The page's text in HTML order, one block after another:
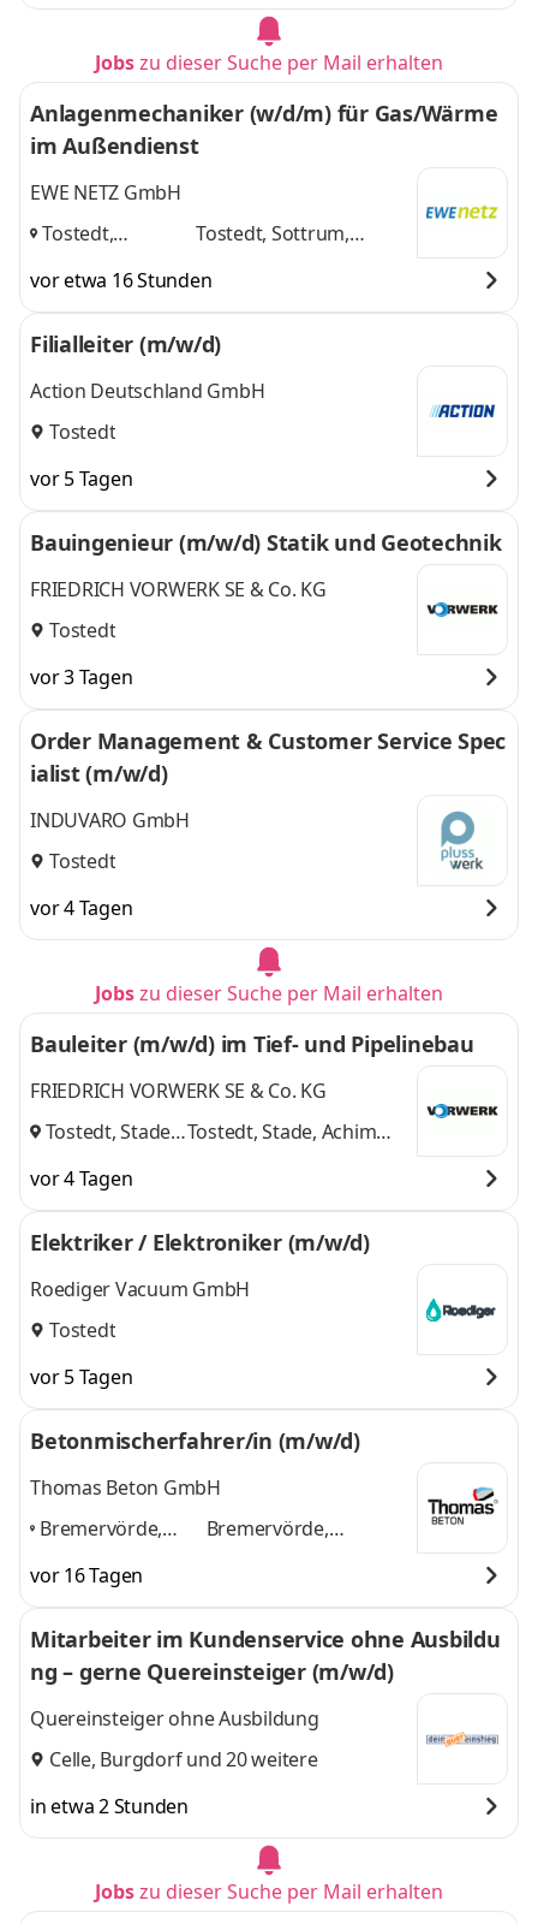
Jobszu dieser Suche per Mail erhalten
Anlagenmechaniker (w/d/m) für Gas/Wärme
im Außendienst
EWE NETZ GmbH
Tostedt,
Bremervörde,
Tostedt, Sottrum,
weitere
vor etwa 16 Stunden
Filialleiter (m/w/d)
Action Deutschland GmbH
Tostedt
vor 5 Tagen
Bauingenieur (m/w/d) Statik und Geotechnik
FRIEDRICH VORWERK SE & Co. KG
Tostedt
vor 3 Tagen
Order Management & Customer Service Spec
ialist (m/w/d)
INDUVARO GmbH
Tostedt
vor 4 Tagen
Jobszu dieser Suche per Mail erhalten
Bauleiter (m/w/d) im Tief- und Pipelinebau
FRIEDRICH VORWERK SE & Co. KG
Tostedt, Stade, Tostedt, Stade, Achim
vor 4 Tagen
Elektriker / Elektroniker (m/w/d)
Roediger Vacuum GmbH
Tostedt
vor 5 Tagen
Betonmischerfahrer/in (m/w/d)
Thomas Beton GmbH
Bremervörde,
Nordholz,
Scheeßel,
Bremen,
Bremervörde,
2 weitere
vor 16 Tagen
Mitarbeiter im Kundenservice ohne Ausbildu
ng – gerne Quereinsteiger (m/w/d)
Quereinsteiger ohne Ausbildung
Celle, Burgdorfund 20 weitere
in etwa 2 Stunden
Jobszu dieser Suche per Mail erhalten